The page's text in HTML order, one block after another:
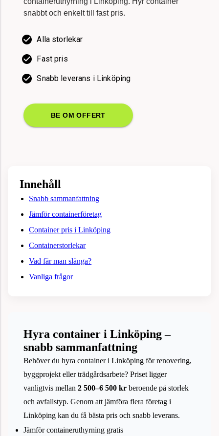
snabbt och enkelt till fast pris.
Alla storlekar
Fast pris
Snabb leverans i Linköping
BE OM OFFERT
Innehåll
Snabb sammanfattning
Jämför containerföretag
Container pris i Linköping
Containerstorlekar
Vad får man slänga?
Vanliga frågor
Hyra container i Linköping –
snabb sammanfattning
Behöver du hyra container i Linköping för renovering,
byggprojekt eller trädgårdsarbete? Priset ligger
vanligtvis mellan 2 500–6 500 kr beroende på storlek
och avfallstyp. Genom att jämföra flera företag i
Linköping kan du få bästa pris och snabb leverans.
Jämför containeruthyrning gratis